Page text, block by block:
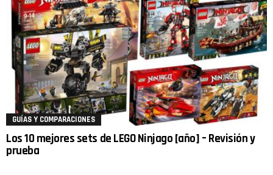
GUÍAS Y COMPARACIONES
Los 10 mejores sets de LEGO Ninjago [año] – Revisión y
prueba